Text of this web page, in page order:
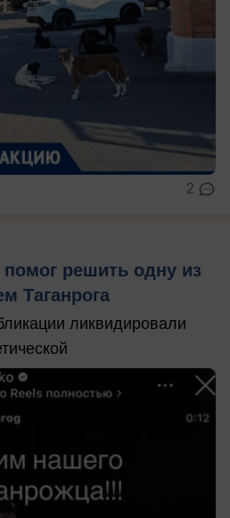
2
решить одну из
Таганрога
ликвидировали